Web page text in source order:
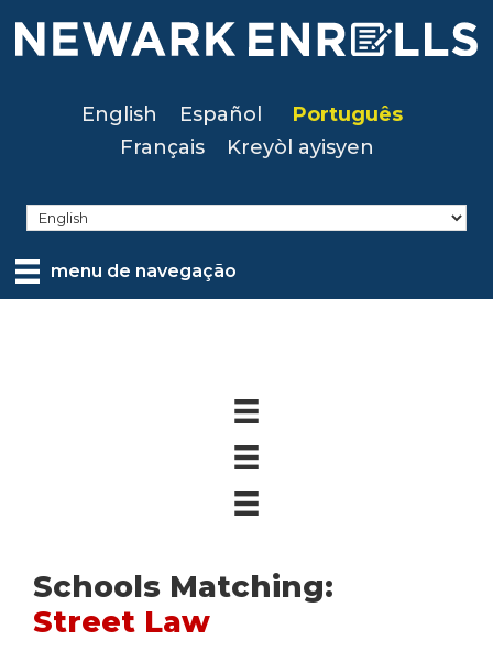
Skip
English Español
Português
Français
Kreyòl ayisyen
menu de navegação
Schools Matching:
Street Law